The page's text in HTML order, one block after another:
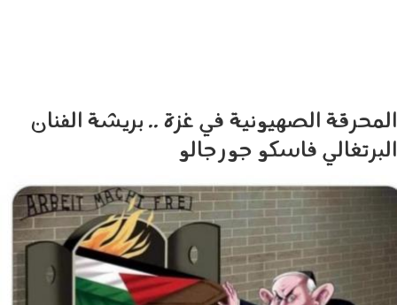
المحرقة الصهيونية في غزة .. بريشة الفنان
البرتغالي فاسكو جورجالو
01d1850e-6386-4fcc-99ff-
0f1e6b13bc22.jpg